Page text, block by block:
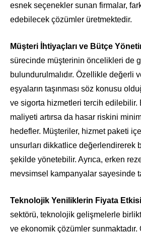
esnek seçenekler sunan firmalar,
edebilecek çözümler üretmektedir.
Müşteri İhtiyaçları ve Bütçe
sürecinde müşterinin öncelikleri de
bulundurulmalıdır. Özellikle değerli
eşyaların taşınması söz konusu
ve sigorta hizmetleri tercih edilebilir.
maliyeti artırsa da hasar riskini
hedefler. Müşteriler, hizmet paketi
unsurları dikkatlice değerlendirerek
şekilde yönetebilir. Ayrıca, erken
mevsimsel kampanyalar sayesinde
Teknolojik Yeniliklerin Fiyata
sektörü, teknolojik gelişmelerle
ve ekonomik çözümler sunmaktadır.